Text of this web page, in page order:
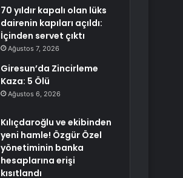
70 yıldır kapalı olan lüks
dairenin kapıları açıldı:
İçinden servet çıktı
Ağustos 7, 2026
Giresun’da Zincirleme
Kaza: 5 Ölü
Ağustos 6, 2026
Kılıçdaroğlu ve ekibinden
yeni hamle! Özgür Özel
yönetiminin banka
hesaplarına erişi
kısıtlandı